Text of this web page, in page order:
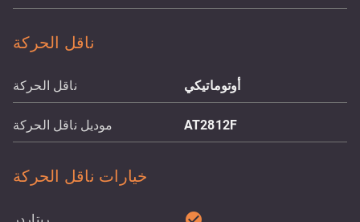
ناقل الحركة
ناقل الحركة أوتوماتيكي
موديل ناقل الحركة AT2812F
خيارات ناقل الحركة